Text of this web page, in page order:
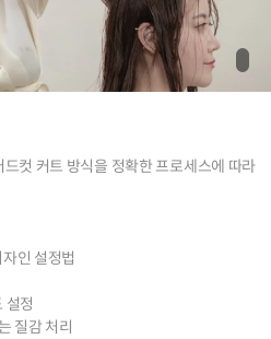
컷 커트 방식을 정확한 프로세스에 따라
인 설정법
설정
질감 처리